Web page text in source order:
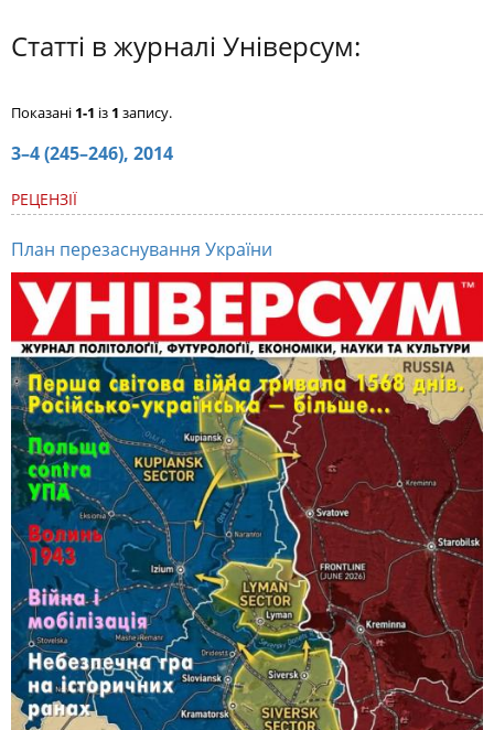
Статті в журналі Універсум:
Показані 1-1 із 1 запису.
3–4 (245–246), 2014
РЕЦЕНЗІЇ
План перезаснування України